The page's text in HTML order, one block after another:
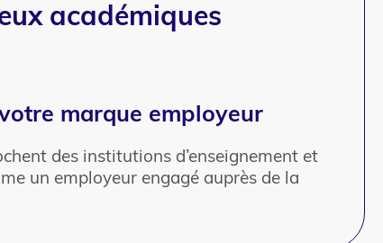
académiques
marque employeur
des institutions d’enseignement et
un employeur engagé auprès de la